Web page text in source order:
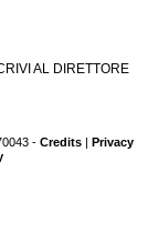
AL DIRETTORE
- Credits
Privacy